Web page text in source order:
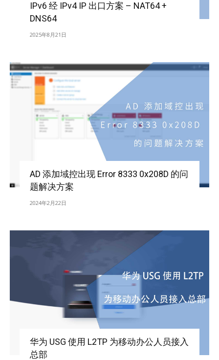
IPv6 经 IPv4 IP 出口方案 – NAT64 +
DNS64
2025年8月21日
AD 添加域控出现 Error 8333 0x208D 的问
题解决方案
2024年2月22日
华为 USG 使用 L2TP 为移动办公人员接入
总部